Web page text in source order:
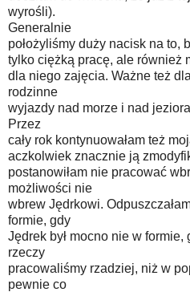
wyrośli).
Generalnie
położyliśmy duży nacisk na to,
tylko ciężką pracę, ale również
dla niego zajęcia. Ważne też
rodzinne
wyjazdy nad morze i nad
Przez
cały rok kontynuowałam też
aczkolwiek znacznie ją
postanowiłam nie pracować
możliwości nie
wbrew Jędrkowi.
formie, gdy
Jędrek był mocno nie w formie,
rzeczy
pracowaliśmy rzadziej, niż w
pewnie co